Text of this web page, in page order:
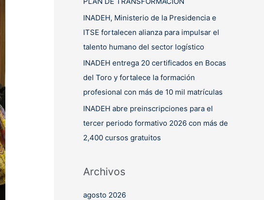
INADEH, Ministerio de la Presidencia e
ITSE fortalecen alianza para impulsar el
talento humano del sector logístico
INADEH entrega 20 certificados en Bocas
del Toro y fortalece la formación
profesional con más de 10 mil matrículas
INADEH abre preinscripciones para el
tercer periodo formativo 2026 con más de
2,400 cursos gratuitos
Archivos
agosto 2026